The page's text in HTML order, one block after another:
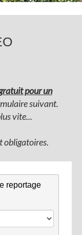
pour un
suivant.
vite...
obligatoires.
reportage